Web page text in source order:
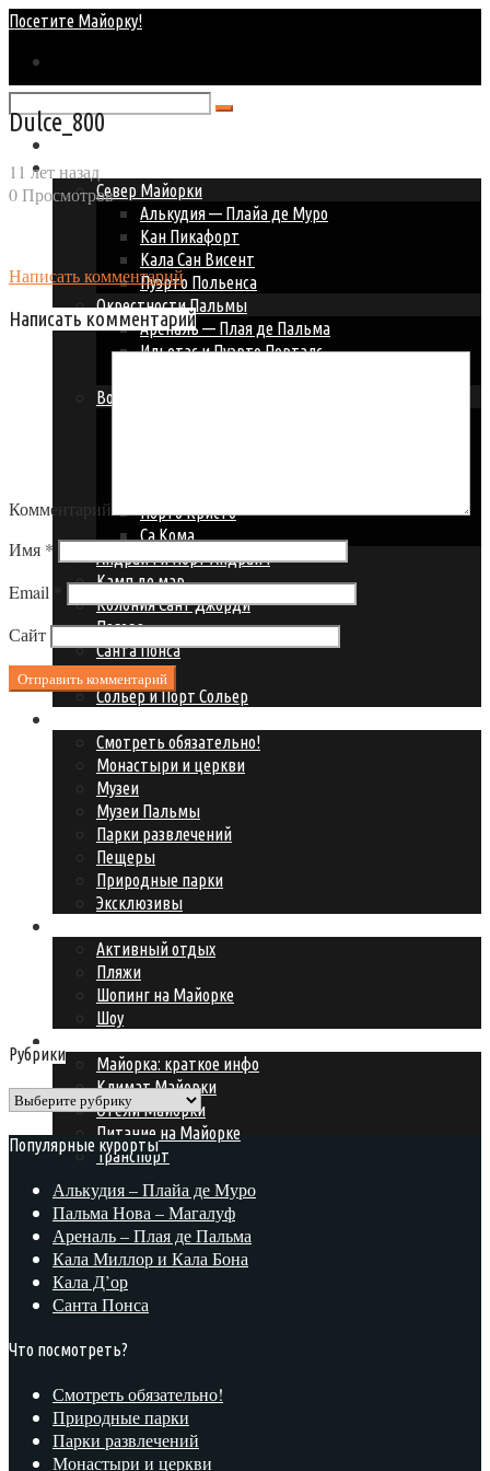
Посетите Майорку!
Курорты Майорки
Север Майорки
Алькудия — Плайа де Муро
Кан Пикафорт
Кала Сан Висент
Пуэрто Польенса
Окрестности Пальмы
Ареналь — Плая де Пальма
Ильетас и Пуэрто Порталс
Восточное побережье
Порто Кристо
Са Кома
Андрайч и Порт Андрайч
Камп де мар
Колония Сант Джорди
Пагера
Санта Понса
Сант Эльм
Сольер и Порт Сольер
Смотреть обязательно!
Монастыри и церкви
Музеи
Музеи Пальмы
Парки развлечений
Пещеры
Природные парки
Эксклюзивы
Активный отдых
Пляжи
Шопинг на Майорке
Шоу
Майорка: краткое инфо
Климат Майорки
Отели Майорки
Питание на Майорке
Транспорт
Dulce_800
11 лет назад
0 Просмотров
Написать комментарий
Написать комментарий
Комментарий
Имя *
Email
Сайт
Рубрики
Рубрики
Популярные курорты
Алькудия – Плайа де Муро
Пальма Нова – Магалуф
Ареналь – Плая де Пальма
Кала Миллор и Кала Бона
Кала Д’ор
Санта Понса
Что посмотреть?
Смотреть обязательно!
Природные парки
Парки развлечений
Монастыри и церкви